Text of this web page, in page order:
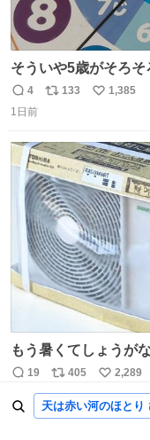
天は赤い河のほとり
そういや5歳がそろ
円で作れる知育時計
う先人！
返
信
4
リ
ト
数
133
い
数
1,385
1日前
もう暑くてしょうが
のミニチュア」 でも
返
信
19
リ
ポ
ス
405
い
い
ね
2,289
5時間前